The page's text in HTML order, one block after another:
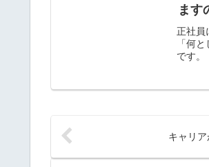
ます
正社員
「何
です。
キャリ